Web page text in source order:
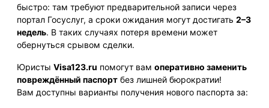
быстро: там требуют предварительной записи через
портал Госуслуг, а сроки ожидания могут достигать 2–3
недель. В таких случаях потеря времени может
обернуться срывом сделки.
Юристы Visa123.ru помогут вам оперативно заменить
повреждённый паспорт без лишней бюрократии!
Вам доступны варианты получения нового паспорта за: